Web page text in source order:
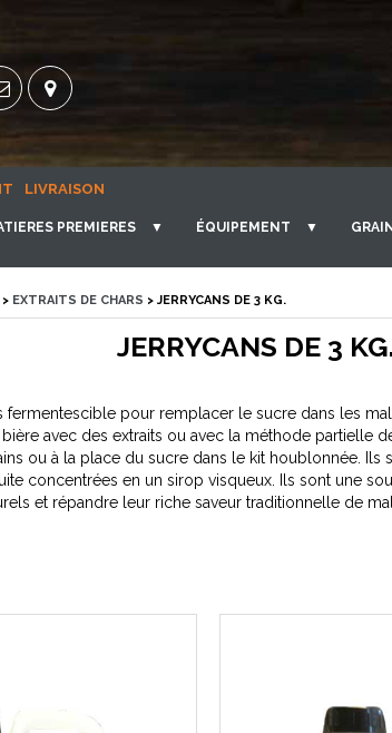
LIVRAISON
PREMIERES ▼ ÉQUIPEMENT ▼
> EXTRAITS DE CHARS > JERRYCANS DE 3 KG.
JERRYCANS DE 3 KG.
fermentescible pour remplacer le sucre dans les
avec des extraits ou avec la méthode partielle
ou à la place du sucre dans le kit houblonnée.
concentrées en un sirop visqueux. Ils sont une
et répandre leur riche saveur traditionnelle de